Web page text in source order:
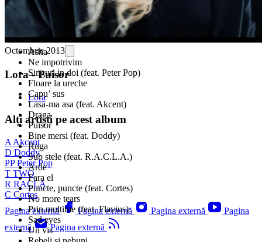
Asha
Ne impotrivim
Singuri in doi (feat. Peter Pop)
Floare la ureche
Capu’ sus
Lasa-ma asa (feat. Akcent)
Draga
Puisor
Bine mersi (feat. Doddy)
Ruga
Sub stele (feat. R.A.C.L.A.)
Arde
Fara el
Puncte, puncte (feat. Cortes)
No more tears
Prin multime (feat. Flavius)
Sad eyes
Un vis
Octombrie 2013
Lora - Puisor
Lora
Alți artiști pe acest album
A Akcent
D Doddy
PPPeter Pop
T TWO
R RACLA
C Cortes
Pagina externă
Pagina externă Pagina externă
Pagina
externă
Pagina externă